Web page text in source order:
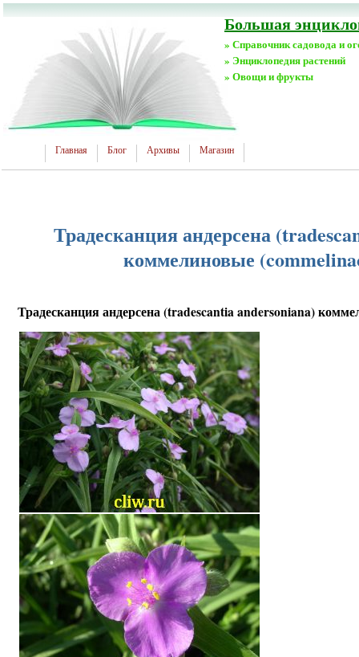
Большая
» Справочник садовода и
» Энциклопедия растений
» Овощи и фрукты
Главная Блог Архивы Магазин
Традесканция андерсена
коммелиновые
Традесканция андерсена (tradescantia andersoniana)